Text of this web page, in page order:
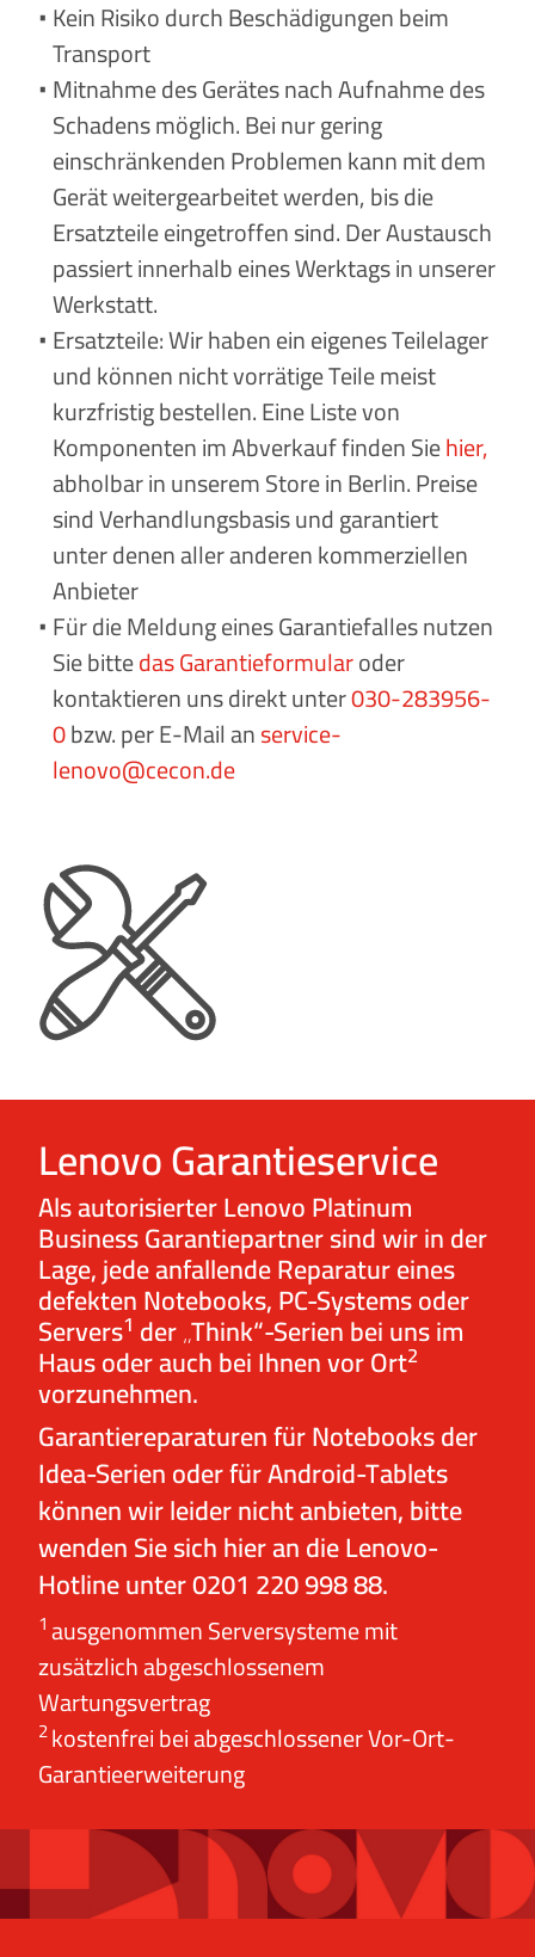
Kein Risiko durch Beschädigungen beim
Transport
Mitnahme des Gerätes nach Aufnahme des
Schadens möglich. Bei nur gering
einschränkenden Problemen kann mit dem
Gerät weitergearbeitet werden, bis die
Ersatzteile eingetroffen sind. Der Austausch
passiert innerhalb eines Werktags in unserer
Werkstatt.
Ersatzteile: Wir haben ein eigenes Teilelager
und können nicht vorrätige Teile meist
kurzfristig bestellen. Eine Liste von
Komponenten im Abverkauf finden Siehier,
abholbar in unserem Store in Berlin. Preise
sind Verhandlungsbasis und garantiert
unter denen aller anderen kommerziellen
Anbieter
Für die Meldung eines Garantiefalles nutzen
Sie bittedas Garantieformularoder
kontaktieren uns direkt unter030-283956-
0bzw. per E-Mail anservice-
lenovo@cecon.de
finden Sie
Berlin. Preise sind Verhandlungsbasis und
garantiert unter denen aller anderen
kommerziellen Anbieter.
Lenovo Garantieservice
Als autorisierter Lenovo Platinum
Business Garantiepartner sind wir in der
Lage, jede anfallende Reparatur eines
defekten Notebooks, PC-Systems oder
Servers1 der „Think“-Serien bei uns im
Haus oder auch bei Ihnen vor Ort2
vorzunehmen.
Garantiereparaturen für Notebooks der
Idea-Serien oder für Android-Tablets
können wir leider nicht anbieten, bitte
wenden Sie sich hier an die Lenovo-
Hotline unter 0201 220 998 88.
1ausgenommen Serversysteme mit
zusätzlich abgeschlossenem
Wartungsvertrag
2kostenfrei bei abgeschlossener Vor-Ort-
Garantieerweiterung